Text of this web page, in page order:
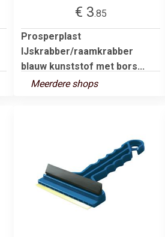
€ 3.85
Prosperplast
IJskrabber/raamkrabber
blauw kunststof met bors...
Meerdere shops